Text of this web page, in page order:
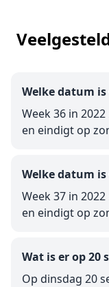
Welke datum is
Week 36 in
en eindigt op
Welke datum is
Week 37 in
en eindigt op
Wat is er op 20
Op dinsdag 20